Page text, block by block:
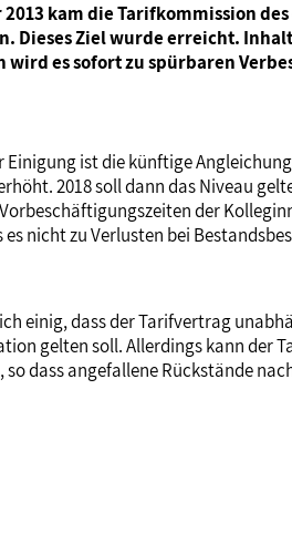
2013 kam die Tarifkommission
Dieses Ziel wurde erreicht.
wird es sofort zu spürbaren
Einigung ist die künftige
2018 soll dann das Niveau
der
es nicht zu Verlusten bei
einig, dass der Tarifvertrag
gelten soll. Allerdings kann der
so dass angefallene Rückstände